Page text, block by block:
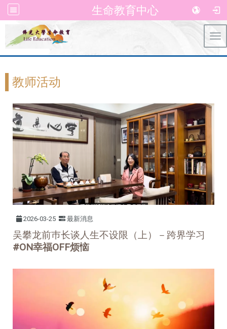
生命教育中心
教师活动
2026-03-25 最新消息
吴攀龙前巿长谈人生不设限（上）－跨界学习
#ON幸福OFF烦恼